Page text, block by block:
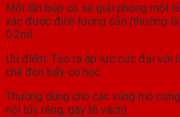
Mỗi lần bóp cò sẽ giải phóng một
xác được định lượng sẵn (thường
0.2ml
Ưu điểm: Tạo ra áp lực cực đại với
chế đòn bẩy cơ học.
Thường dùng cho các vùng mô
nội tủy răng, gây tê vách).